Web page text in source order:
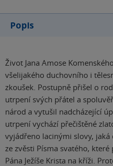
Popis
Život Jana Amose
všelijakého duchovního i
zkoušek. Postupně přišel o
utrpení svých přátel a
národ a vytušil nadcházející
utrpení vychází přečištěné
vyjádřeno lacinými slovy,
ze zvěsti Písma svatého,
Pána Ježíše Krista na kříži.